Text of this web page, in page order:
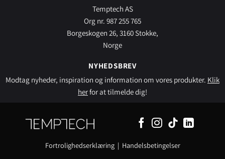
Temptech AS
Org nr. 987 255 765
Borgeskogen 26, 3160 Stokke,
Norge
NYHEDSBREV
Modtag nyheder, inspiration og information om vores produkter. Klik
herfor at tilmelde dig!
Fortrolighedserklæring| Handelsbetingelser